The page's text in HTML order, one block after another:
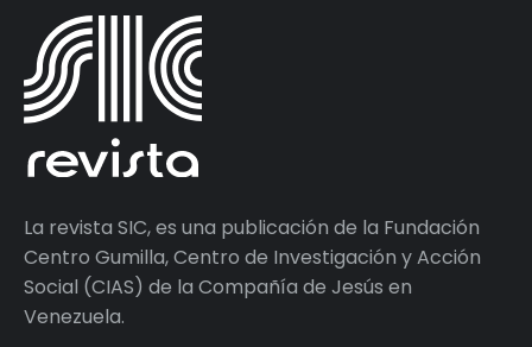
La revista SIC, es una publicación de la Fundación
Centro Gumilla, Centro de Investigación y Acción
Social (CIAS) de la Compañía de Jesús en
Venezuela.